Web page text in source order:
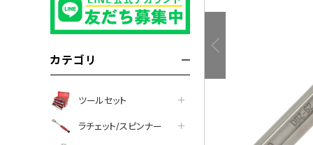
カテゴリ
ツールセット
ラチェット/スピンナー